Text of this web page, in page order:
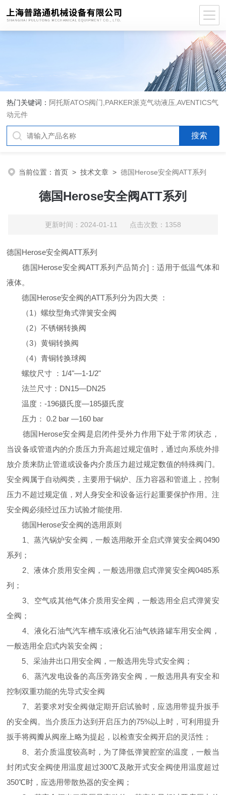
热门关键词： 阿托斯ATOS阀门,PARKER派克气动液压,AVENTICS气
动元件
当前位置：首页 >技术文章 >德国Herose安全阀ATT系列
德国Herose安全阀ATT系列
更新时间：2024-01-11 点击次数：1358
德国Herose安全阀ATT系列
德国Herose安全阀ATT系列产品简介]：适用于低温气体和
液体。
德国Herose安全阀的ATT系列分为四大类 ：
（1）螺纹型角式弹簧安全阀
（2）不锈钢转换阀
（3）黄铜转换阀
（4）青铜转换球阀
螺纹尺寸 ：1/4"—1-1/2"
法兰尺寸：DN15—DN25
温度：-196摄氏度—185摄氏度
压力： 0.2 bar —160 bar
德国Herose安全阀是启闭件受外力作用下处于常闭状态，
当设备或管道内的介质压力升高超过规定值时，通过向系统外排
放介质来防止管道或设备内介质压力超过规定数值的特殊阀门。
安全阀属于自动阀类，主要用于锅炉、压力容器和管道上，控制
压力不超过规定值，对人身安全和设备运行起重要保护作用。注
安全阀必须经过压力试验才能使用.
德国Herose安全阀的选用原则
1、蒸汽锅炉安全阀，一般选用敞开全启式弹簧安全阀0490
系列；
2、液体介质用安全阀，一般选用微启式弹簧安全阀0485系
列；
3、空气或其他气体介质用安全阀，一般选用全启式弹簧安
全阀；
4、液化石油气汽车槽车或液化石油气铁路罐车用安全阀，
一般选用全启式内装安全阀；
5、采油井出口用安全阀，一般选用先导式安全阀；
6、蒸汽发电设备的高压旁路安全阀，一般选用具有安全和
控制双重功能的先导式安全阀
7、若要求对安全阀做定期开启试验时，应选用带提升扳手
的安全阀。当介质压力达到开启压力的75%以上时，可利用提升
扳手将阀瓣从阀座上略为提起，以检查安全阀开启的灵活性；
8、若介质温度较高时，为了降低弹簧腔室的温度，一般当
封闭式安全阀使用温度超过300℃及敞开式安全阀使用温度超过
350℃时，应选用带散热器的安全阀；